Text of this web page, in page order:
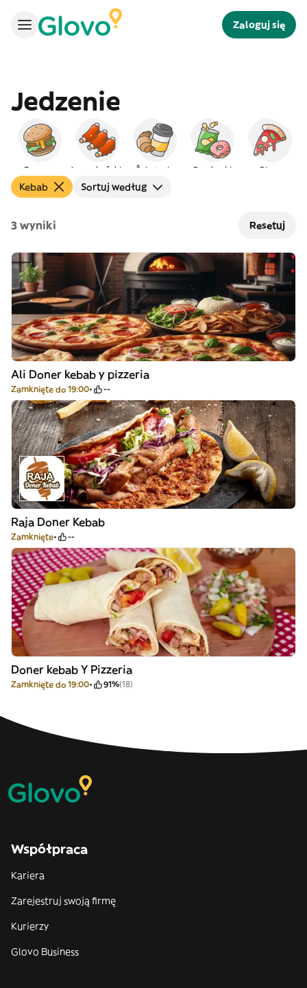
Zaloguj się
Jedzenie
Burgery Amerykańskie Śniadanie Przekąski Pizza
Kebab Sortuj według
3 wyniki Resetuj
Ali Doner kebab y pizzeria
Zamknięte do 19:00 --
Raja Doner Kebab
Zamknięte --
Doner kebab Y Pizzeria
Zamknięte do 19:00 91%(18)
Współpraca
Kariera
Zarejestruj swoją firmę
Kurierzy
Glovo Business